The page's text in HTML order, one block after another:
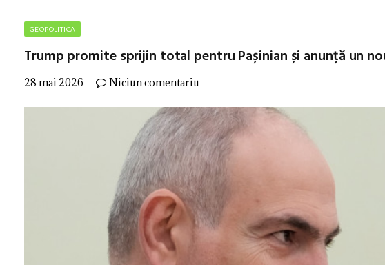
GEOPOLITICA
Trump promite sprijin total pentru Pașinian și anunță un
28 mai 2026 Niciun comentariu